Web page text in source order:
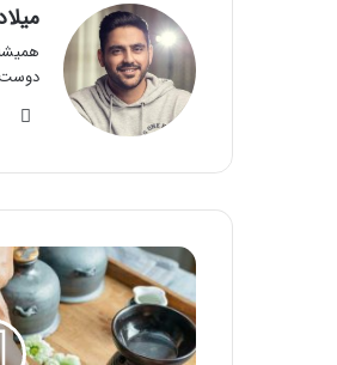
دوست
آموزش
مراحل
ماساژ
کف
پا